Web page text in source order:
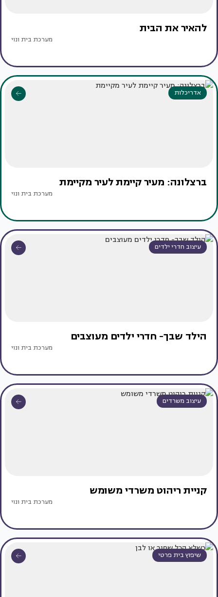
להאיר את הבית
מערכת בית ונוי
אדריכלות
ברצלונה: מעיר קיימת לעיר מקיימת
מערכת בית ונוי
עיצוב חדרי ילדים
הילד שבך- חדרי ילדים מעוצבים
מערכת בית ונוי
עיצוב משרדים
קניית ריהוט משרדי משומש
מערכת בית ונוי
שיפוץ בית פרטי